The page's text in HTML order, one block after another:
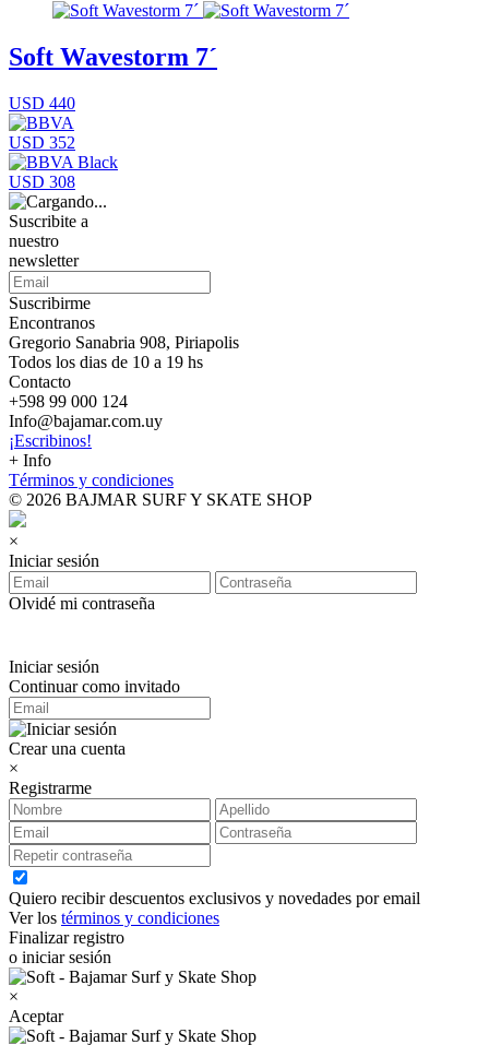
Soft Wavestorm 7´
USD 440
USD 352
USD 308
Suscribite a
nuestro
newsletter
Suscribirme
Encontranos
Gregorio Sanabria 908, Piriapolis
Todos los dias de 10 a 19 hs
Contacto
+598 99 000 124
Info@bajamar.com.uy
¡Escribinos!
+ Info
Términos y condiciones
© 2026 BAJMAR SURF Y SKATE SHOP
×
Iniciar sesión
Olvidé mi contraseña
Iniciar sesión
Continuar como invitado
Crear una cuenta
×
Registrarme
Quiero recibir descuentos exclusivos y novedades por email
Ver los términos y condiciones
Finalizar registro
o iniciar sesión
×
Aceptar